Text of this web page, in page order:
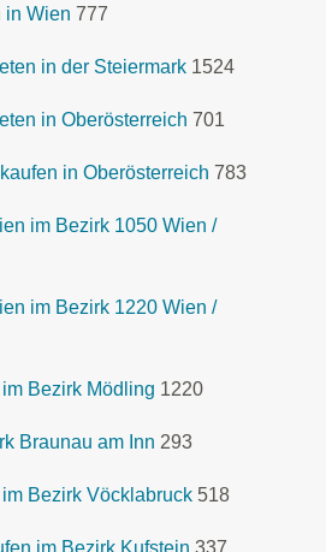
in Wien 777
in der Steiermark 1524
in Oberösterreich 701
in Oberösterreich 783
im Bezirk 1050 Wien /
im Bezirk 1220 Wien /
Bezirk Mödling 1220
Braunau am Inn 293
Bezirk Vöcklabruck 518